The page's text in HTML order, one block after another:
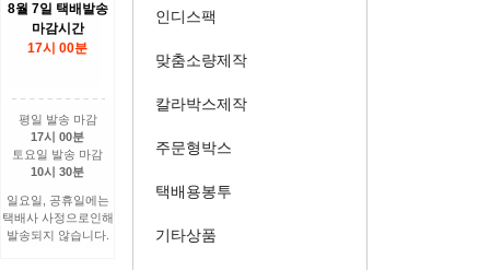
8월 7일 택배발송
마감시간
17시 00분
평일 발송 마감
17시 00분
토요일 발송 마감
10시 30분
일요일, 공휴일에는
택배사 사정으로인해
발송되지 않습니다.
인디스팩
맞춤소량제작
칼라박스제작
주문형박스
택배용봉투
기타상품